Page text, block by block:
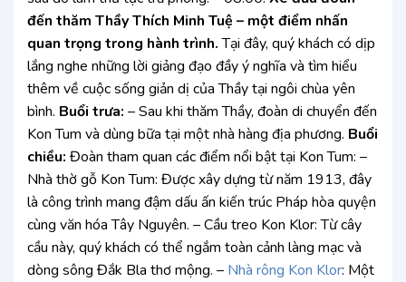
đến thăm Thầy Thích Minh Tuệ – một điểm nhấn
quan trọng trong hành trình.Tại đây, quý khách có dịp
lắng nghe những lời giảng đạo đầy ý nghĩa và tìm hiểu
thêm về cuộc sống giản dị của Thầy tại ngôi chùa yên
bình. Buổi trưa: – Sau khi thăm Thầy, đoàn di chuyển đến
Kon Tum và dùng bữa tại một nhà hàng địa phương. Buổi
chiều: Đoàn tham quan các điểm nổi bật tại Kon Tum: –
Nhà thờ gỗ Kon Tum: Được xây dựng từ năm 1913, đây
là công trình mang đậm dấu ấn kiến trúc Pháp hòa quyện
cùng văn hóa Tây Nguyên. – Cầu treo Kon Klor: Từ cây
cầu này, quý khách có thể ngắm toàn cảnh làng mạc và
dòng sông Đắk Bla thơ mộng. – Nhà rông Kon Klor: Một